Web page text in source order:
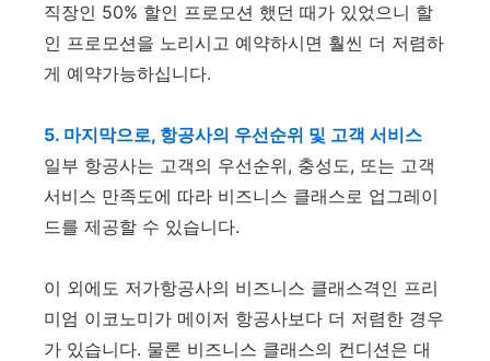
직장인 50% 할인 프로모션 했던 때가 있었으니 할
인 프로모션을 노리시고 예약하시면 훨씬 더 저렴하
게 예약가능하십니다.
5. 마지막으로, 항공사의 우선순위 및 고객 서비스
일부 항공사는 고객의 우선순위, 충성도, 또는 고객
서비스 만족도에 따라 비즈니스 클래스로 업그레이
드를 제공할 수 있습니다.
이 외에도 저가항공사의 비즈니스 클래스격인 프리
미엄 이코노미가 메이저 항공사보다 더 저렴한 경우
가 있습니다. 물론 비즈니스 클래스의 컨디션은 대